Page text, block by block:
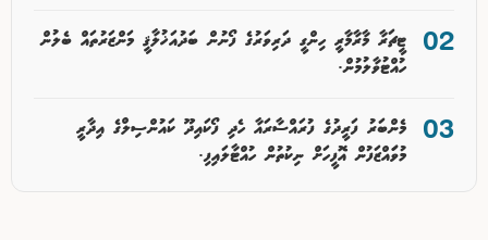
ޓީޗަރާ މާރާމާރީ ހިންގީ ދަރިވަރުގެ ފޯނުން ބަދުއަޚުލާޤީ މަންޒަރުތައް ބެލުން
ހުއްޓުވާލުމުން.
މެންބަރު ފަރީދުގެ ފުރައްސާރައާ ހެދި ފޯކައިދޫ ކައުންސިލްގެ އިދާރީ
މުވަައްޒަފުން އޮފީހަށް ނިކުތުން ހުއްޓާލައިފި.